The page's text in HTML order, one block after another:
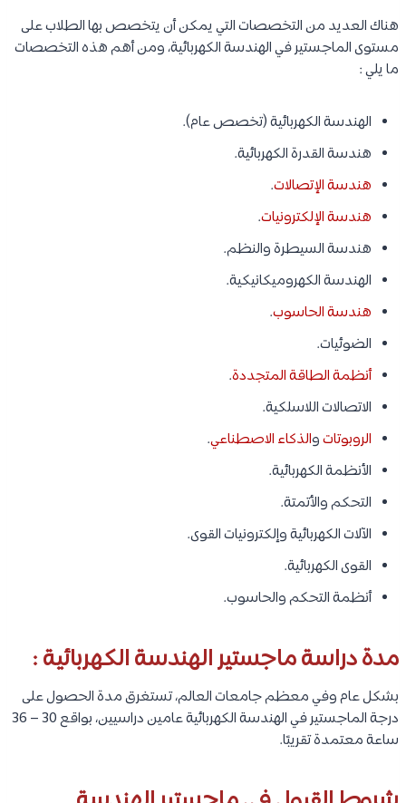
هناك العديد من التخصصات التي يمكن أن يتخصص بها الطلاب على
مستوى الماجستير في الهندسة الكهربائية، ومن أهم هذه التخصصات
ما يلي :
الهندسة الكهربائية (تخصص عام).
هندسة القدرة الكهربائية.
هندسة الإتصالات.
هندسة الإلكترونيات.
هندسة السيطرة والنظم.
الهندسة الكهروميكانيكية.
هندسة الحاسوب.
الضوئيات.
أنظمة الطاقة المتجددة.
الاتصالات اللاسلكية.
الروبوتاتوالذكاء الاصطناعي.
الأنظمة الكهربائية.
التحكم والأتمتة.
الآلات الكهربائية وإلكترونيات القوى.
القوى الكهربائية.
أنظمة التحكم والحاسوب.
مدة دراسة ماجستير الهندسة الكهربائية :
بشكل عام وفي معظم جامعات العالم، تستغرق مدة الحصول على
درجة الماجستير في الهندسة الكهربائية عامين دراسيين، بواقع 30 – 36
ساعة معتمدة تقريبًا.